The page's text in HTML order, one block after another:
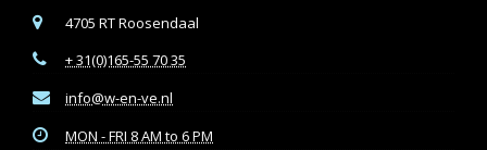
4705 RT Roosendaal
+ 31(0)165-55 70 35
info@w-en-ve.nl
MON - FRI 8 AM to 6 PM